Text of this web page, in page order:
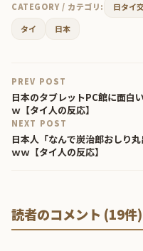
CATEGORY / カテゴリ: 日タイ
タイ
日本
PREV POST
日本のタブレットPC館に面白
ｗ【タイ人の反応】
NEXT POST
日本人「なんで炭治郎おしり
ｗｗ【タイ人の反応】
読者のコメント (19件)